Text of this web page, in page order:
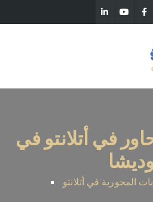
في أتلانتو في
المحورية في أتلانتو